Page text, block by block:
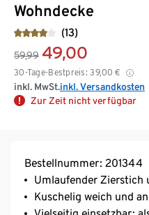
Wohndecke
(13)
59,99 49,00
30-Tage-Bestpreis: 39,00 €
inkl. MwSt.inkl. Versandkosten
Zur Zeit nicht verfügbar
Bestellnummer: 201344
Umlaufender Zierstich
Kuschelig weich und